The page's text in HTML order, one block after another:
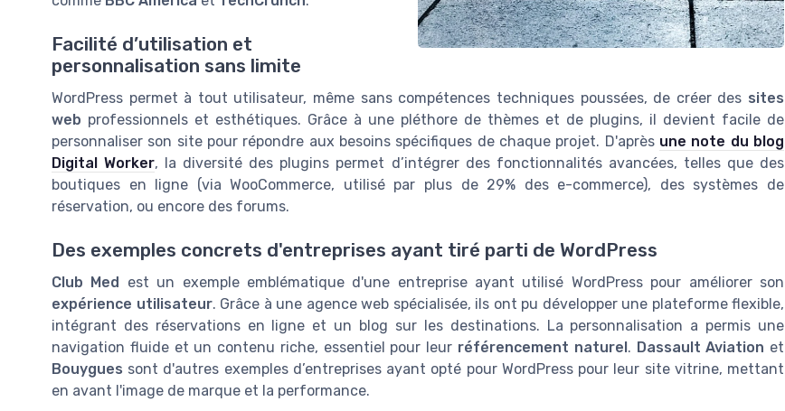
Facilité d’utilisation et
personnalisation sans limite
WordPress permet à tout utilisateur, même sans compétences techniques poussées, de créer des sites
web professionnels et esthétiques. Grâce à une pléthore de thèmes et de plugins, il devient facile de
personnaliser son site pour répondre aux besoins spécifiques de chaque projet. D'après une note du blog
Digital Worker, la diversité des plugins permet d’intégrer des fonctionnalités avancées, telles que des
boutiques en ligne (via WooCommerce, utilisé par plus de 29% des e-commerce), des systèmes de
réservation, ou encore des forums.
Des exemples concrets d'entreprises ayant tiré parti de WordPress
Club Med
est un exemple emblématique d'une entreprise ayant utilisé WordPress pour améliorer son
expérience utilisateur. Grâce à une agence web spécialisée, ils ont pu développer une plateforme flexible,
intégrant des réservations en ligne et un blog sur les destinations. La personnalisation a permis une
navigation fluide et un contenu riche, essentiel pour leur référencement naturel . Dassault Aviation et
Bouygues sont d'autres exemples d’entreprises ayant opté pour WordPress pour leur site vitrine, mettant
en avant l'image de marque et la performance.